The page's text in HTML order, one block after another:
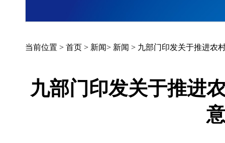
当前位置 > 首页 > 新闻> 新闻 > 九部门印发关于推进农
九部门印发关于推进